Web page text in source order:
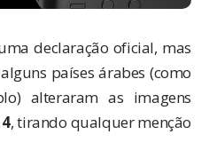
declaração oficial, mas
países árabes (como
alteraram as imagens
, tirando qualquer menção